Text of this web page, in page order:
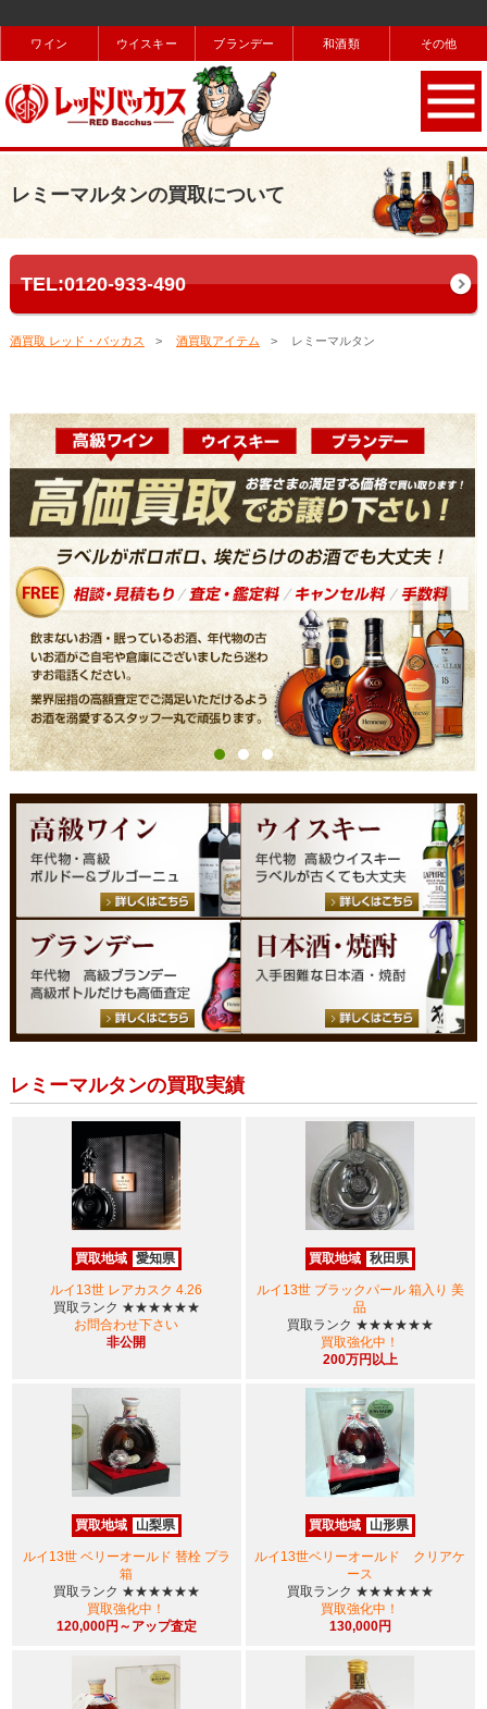
ワイン ウイスキー ブランデー 和酒類 その他
レミーマルタンの買取について
TEL:0120-933-490
酒買取 レッド・バッカス 酒買取アイテム レミーマルタン
レミーマルタンの買取実績
買取地域 愛知県
ルイ13世 レアカスク 4.26
買取ランク ★★★★★★
お問合わせ下さい
非公開
買取地域 秋田県
ルイ13世 ブラックパール 箱入り 美
品
買取ランク ★★★★★★
買取強化中！
200万円以上
買取地域 山梨県
ルイ13世 ベリーオールド 替栓 プラ
箱
買取ランク ★★★★★★
買取強化中！
120,000円～アップ査定
買取地域 山形県
ルイ13世ベリーオールド クリアケ
ース
買取ランク ★★★★★★
買取強化中！
130,000円